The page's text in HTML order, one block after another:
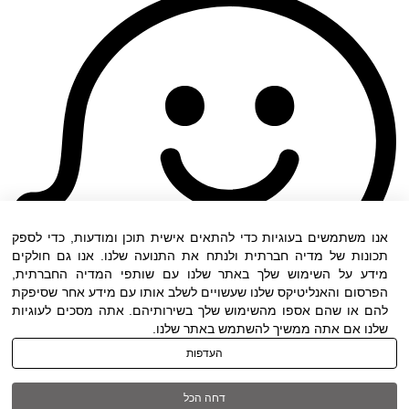
תנאי שימוש|הצהרת נגישות| כל הזכויות שמורות
אנו משתמשים בעוגיות כדי להתאים אישית תוכן ומודעות, כדי לספק
תכונות של מדיה חברתית ולנתח את התנועה שלנו. אנו גם חולקים
מידע על השימוש שלך באתר שלנו עם שותפי המדיה החברתית,
הפרסום והאנליטיקס שלנו שעשויים לשלב אותו עם מידע אחר שסיפקת
להם או שהם אספו מהשימוש שלך בשירותיהם. אתה מסכים לעוגיות
שלנו אם אתה ממשיך להשתמש באתר שלנו.
העדפות
דחה הכל